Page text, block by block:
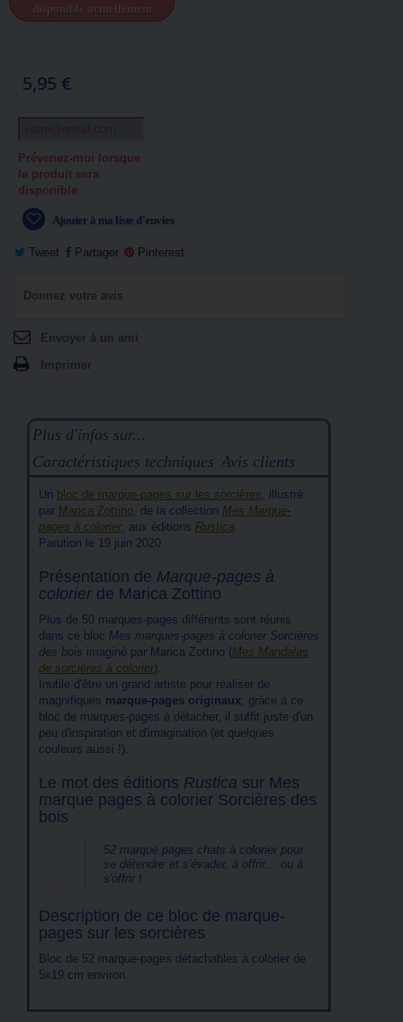
disponible actuellement
5,95 €
Prévenez-moi lorsque
le produit sera
disponible
Ajouter à ma liste d'envies
Tweet Partager Pinterest
Donnez votre avis
Envoyer à un ami
Imprimer
Plus d'infos sur...
Caractéristiques techniques Avis clients
Un bloc de marque-pages sur les sorcières, illustré
par Marica Zottino, de la collection Mes Marque-
pages à colorier, aux éditions Rustica.
Parution le 19 juin 2020
Présentation de Marque-pages à
colorier de Marica Zottino
Plus de 50 marques-pages différents sont réunis
dans ce bloc Mes marques-pages à colorier Sorcières
des bois imaginé par Marica Zottino (Mes Mandalas
de sorcières à colorier).
Inutile d'être un grand artiste pour réaliser de
magnifiques marque-pages originaux, grâce à ce
bloc de marques-pages à détacher, il suffit juste d'un
peu d'inspiration et d'imagination (et quelques
couleurs aussi !).
Le mot des éditions Rustica sur Mes
marque pages à colorier Sorcières des
bois
52 marque pages chats à colorier pour
se détendre et s'évader, à offrir... ou à
s'offrir !
Description de ce bloc de marque-
pages sur les sorcières
Bloc de 52 marque-pages détachables à colorier de
5x19 cm environ.